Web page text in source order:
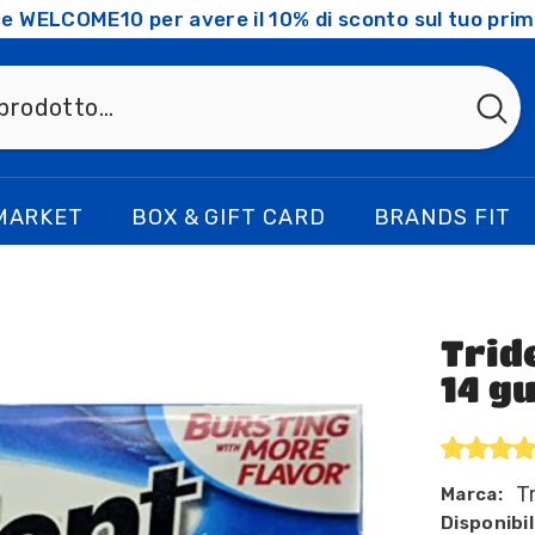
WELCOME10 per avere il 10% di sconto sul tuo
BOX & GIFT CARD BRANDS FIT
14
Marca: